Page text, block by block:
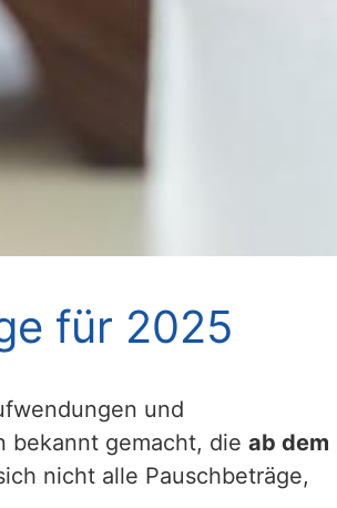
für 2025
und
bekannt gemacht, die ab dem
nicht alle Pauschbeträge,